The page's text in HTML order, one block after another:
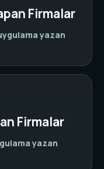
Firmalar
yazan
Firmalar
yazan